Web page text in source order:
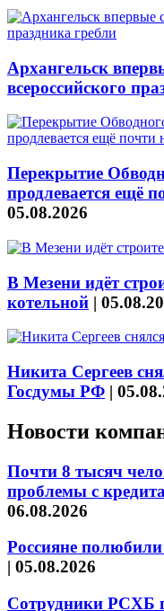
Архангельск
всероссийского
Перекрытие
продлевается ещё
05.08.2026
В Мезени идёт
котельной |
Никита Сергеев
Госдумы РФ |
Новости
Почти 8 тысяч
проблемы с
06.08.2026
Россияне
| 05.08.2026
Сотрудники РСХБ